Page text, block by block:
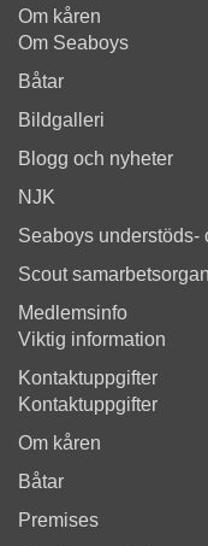
Om kåren
Om Seaboys
Båtar
Bildgalleri
Blogg och nyheter
NJK
Seaboys understöds-
Scout
Medlemsinfo
Viktig information
Kontaktuppgifter
Kontaktuppgifter
Om kåren
Båtar
Premises